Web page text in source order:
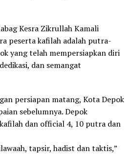
Kesra Zikrullah Kamali
peserta kafilah adalah putra-
yang telah mempersiapkan diri
dan semangat
persiapan matang, Kota Depok
sebelumnya. Depok
dan official 4, 10 putra dan
tapsir, hadist dan taktis,”